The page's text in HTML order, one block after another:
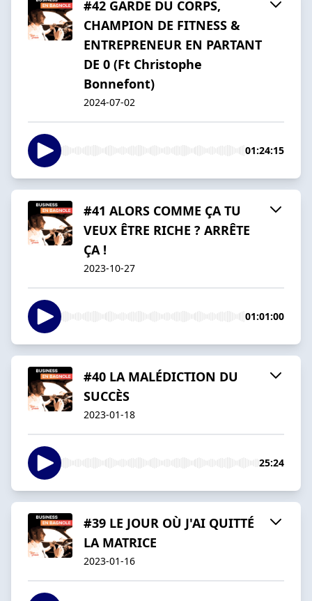
#42 GARDE DU CORPS,
CHAMPION DE FITNESS &
ENTREPRENEUR EN PARTANT
DE 0 (Ft Christophe
Bonnefont)
2024-07-02
01:24:15
#41 ALORS COMME ÇA TU
VEUX ÊTRE RICHE ? ARRÊTE
ÇA !
2023-10-27
01:01:00
#40 LA MALÉDICTION DU
SUCCÈS
2023-01-18
25:24
#39 LE JOUR OÙ J'AI QUITTÉ
LA MATRICE
2023-01-16